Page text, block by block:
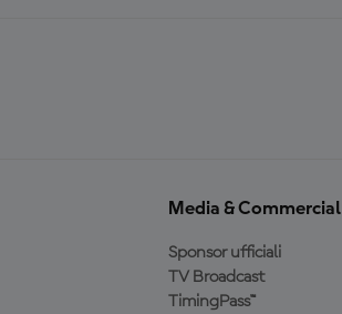
Media & Commercial
Sponsor ufficiali
TV Broadcast
TimingPass™